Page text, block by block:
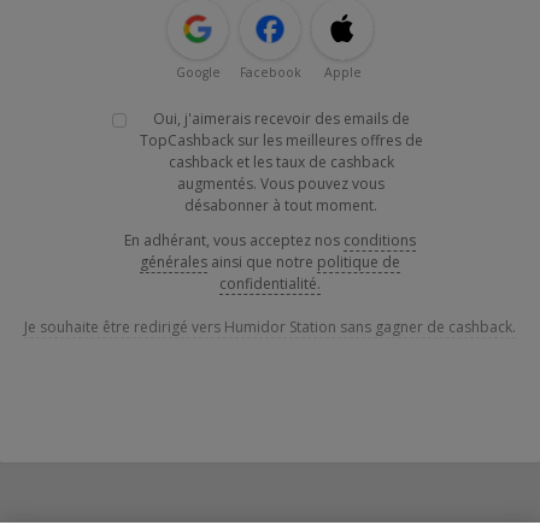
Google Facebook Apple
Oui, j'aimerais recevoir des emails de
TopCashback sur les meilleures offres de
cashback et les taux de cashback
augmentés. Vous pouvez vous
désabonner à tout moment.
En adhérant, vous acceptez nos conditions
générales ainsi que notre politique de
confidentialité.
Je souhaite être redirigé vers Humidor Station sans gagner de cashback.